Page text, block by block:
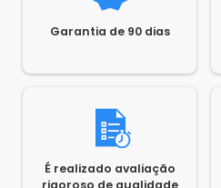
Garantia de 90 dias
É realizado avaliação